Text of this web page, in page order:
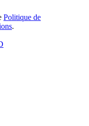
Politique de
.